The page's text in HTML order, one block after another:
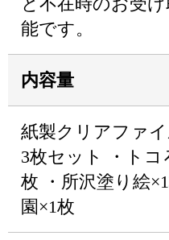
能です。
内容量
紙製クリアファ
3枚セット ・ト
枚 ・所沢塗り絵
園×1枚